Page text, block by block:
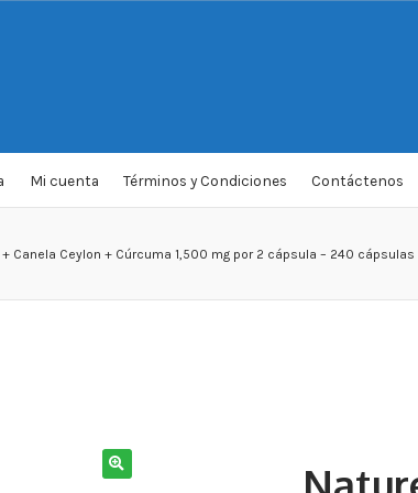
Mi cuenta Términos y Condiciones Contáctenos
Canela Ceylon + Cúrcuma 1,500 mg por 2 cápsula – 240 cápsulas